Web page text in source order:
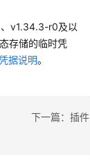
v1.34.3-r0及以
存储的临时凭
据说明。
下一篇：插件